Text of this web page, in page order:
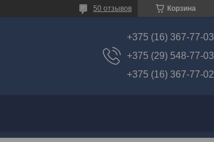
Корзина
50 отзывов
+375 (16) 367-77-03
+375 (29) 548-77-03
+375 (16) 367-77-02